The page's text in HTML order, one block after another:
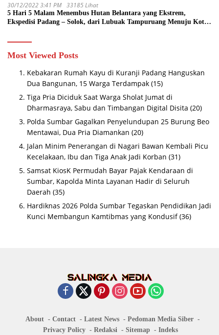
30/12/2022 3:41 PM 33185 Lihat
5 Hari 5 Malam Menembus Hutan Belantara yang Ekstrem,
Ekspedisi Padang – Solok, dari Lubuak Tampuruang Menuju Koto
Most Viewed Posts
Kebakaran Rumah Kayu di Kuranji Padang Hanguskan
Dua Bangunan, 15 Warga Terdampak (15)
Tiga Pria Diciduk Saat Warga Sholat Jumat di
Dharmasraya, Sabu dan Timbangan Digital Disita (20)
Polda Sumbar Gagalkan Penyelundupan 25 Burung Beo
Mentawai, Dua Pria Diamankan (20)
Jalan Minim Penerangan di Nagari Bawan Kembali Picu
Kecelakaan, Ibu dan Tiga Anak Jadi Korban (31)
Samsat KiosK Permudah Bayar Pajak Kendaraan di
Sumbar, Kapolda Minta Layanan Hadir di Seluruh
Daerah (35)
Hardiknas 2026 Polda Sumbar Tegaskan Pendidikan Jadi
Kunci Membangun Kamtibmas yang Kondusif (36)
About Contact Latest News
Pedoman Media Siber
Privacy Policy
Redaksi Sitemap Indeks